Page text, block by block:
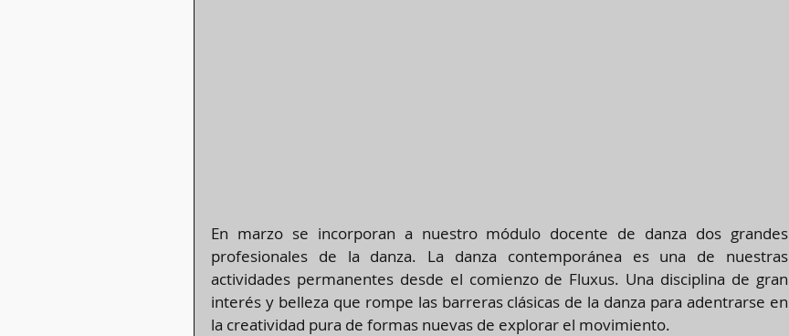
En marzo se incorporan a nuestro módulo docente de danza dos grandes
profesionales de la danza. La danza contemporánea es una de nuestras
actividades permanentes desde el comienzo de Fluxus. Una disciplina de gran
interés y belleza que rompe las barreras clásicas de la danza para adentrarse en
la creatividad pura de formas nuevas de explorar el movimiento.